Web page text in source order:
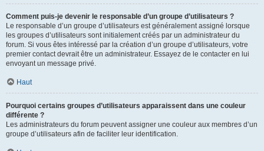
Comment puis-je devenir le responsable d’un groupe d’utilisateurs ?
Le responsable d’un groupe d’utilisateurs est généralement assigné lorsque
les groupes d’utilisateurs sont initialement créés par un administrateur du
forum. Si vous êtes intéressé par la création d’un groupe d’utilisateurs, votre
premier contact devrait être un administrateur. Essayez de le contacter en lui
envoyant un message privé.
Haut
Pourquoi certains groupes d’utilisateurs apparaissent dans une couleur
différente ?
Les administrateurs du forum peuvent assigner une couleur aux membres d’un
groupe d’utilisateurs afin de faciliter leur identification.